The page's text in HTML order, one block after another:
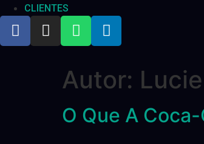
CLIENTES
Autor:
O Que A